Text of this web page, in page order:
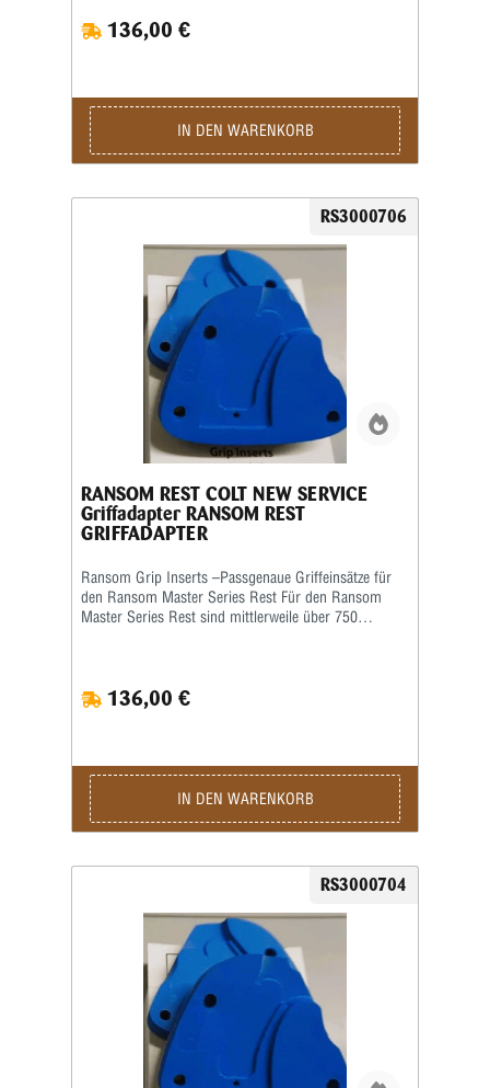
ermöglichen eine sichere sowie wiederholgenaue
Aufnahme der Waffe im Schießstand. Viele Grip
reproduzierbare Schussergebnisse empfiehlt Ransom
jedoch, stets den speziell für das jeweilige
Waffenmodell vorgesehenen Griffeinsatz zu
verwenden. Das Produktbild ist ein Beispielbild!
136,00 €
IN DEN WARENKORB
RS3000706
RANSOM REST COLT NEW SERVICE
Griffadapter RANSOM REST
GRIFFADAPTER
Ransom Grip Inserts –Passgenaue Griffeinsätze für
den Ransom Master Series Rest Für den Ransom
Master Series Rest sind mittlerweile über 750
ermöglichen eine sichere sowie wiederholgenaue
Aufnahme der Waffe im Schießstand. Viele Grip
reproduzierbare Schussergebnisse empfiehlt Ransom
jedoch, stets den speziell für das jeweilige
Waffenmodell vorgesehenen Griffeinsatz zu
verwenden. Das Produktbild ist ein Beispielbild!
136,00 €
IN DEN WARENKORB
RS3000704